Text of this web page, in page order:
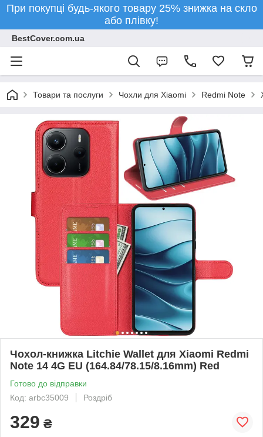
При покупці будь-якого товару 25% знижка на скло
або плівку!
BestCover.com.ua
Товари та послуги Чохли для Xiaomi Redmi Note
Чохол-книжка Litchie Wallet для Xiaomi Redmi
Note 14 4G EU (164.84/78.15/8.16mm) Red
Готово до відправки
Код: arbc35009
Роздріб
329 ₴